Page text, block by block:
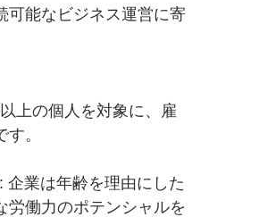
可能なビジネス運営に寄
上の個人を対象に、雇
。
業は年齢を理由にした
労働力のポテンシャルを